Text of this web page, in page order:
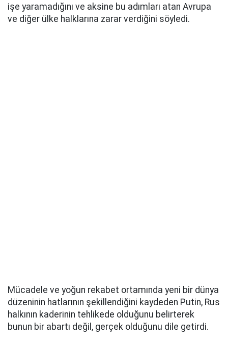
işe yaramadığını ve aksine bu adımları atan Avrupa
ve diğer ülke halklarına zarar verdiğini söyledi.
Mücadele ve yoğun rekabet ortamında yeni bir dünya
düzeninin hatlarının şekillendiğini kaydeden Putin, Rus
halkının kaderinin tehlikede olduğunu belirterek
bunun bir abartı değil, gerçek olduğunu dile getirdi.